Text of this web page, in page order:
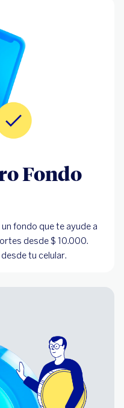
Fondo
fondo que te ayude a
desde $ 10.000.
tu celular.